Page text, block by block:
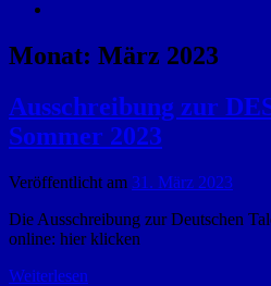
Monat: März 2023
Ausschreibung zur
Sommer 2023
Veröffentlicht am 31. März 2023
Die Ausschreibung zur Deutschen
online: hier klicken
Weiterlesen